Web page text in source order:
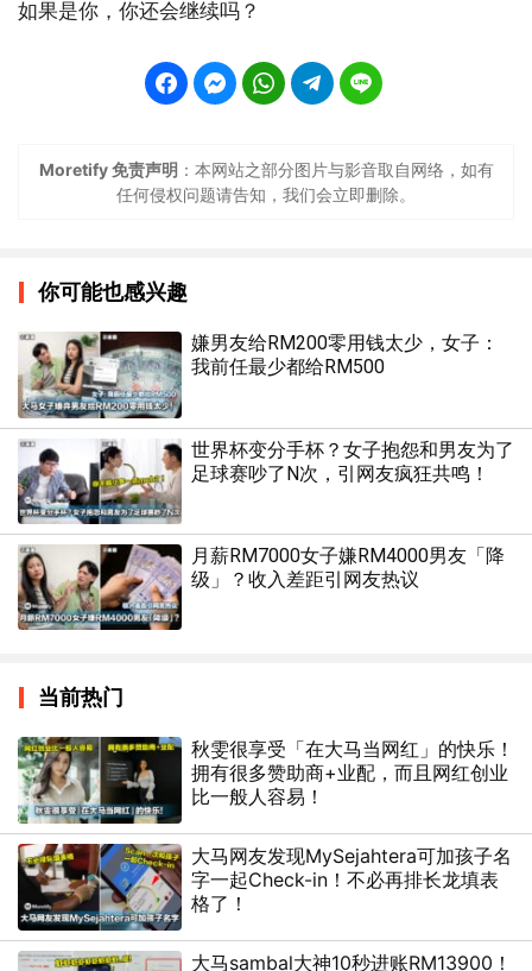
如果是你，你还会继续吗？
Moretify 免责声明 ：本网站之部分图片与影音取自网络，如有
任何侵权问题请告知，我们会立即删除。
你可能也感兴趣
嫌男友给RM200零用钱太少，女子：
我前任最少都给RM500
世界杯变分手杯？女子抱怨和男友为了
足球赛吵了N次，引网友疯狂共鸣！
月薪RM7000女子嫌RM4000男友「降
级」？收入差距引网友热议
当前热门
秋雯很享受「在大马当网红」的快乐！
拥有很多赞助商+业配，而且网红创业
比一般人容易！
大马网友发现MySejahtera可加孩子名
字一起Check-in！不必再排长龙填表
格了！
大马sambal大神10秒进账RM13900！